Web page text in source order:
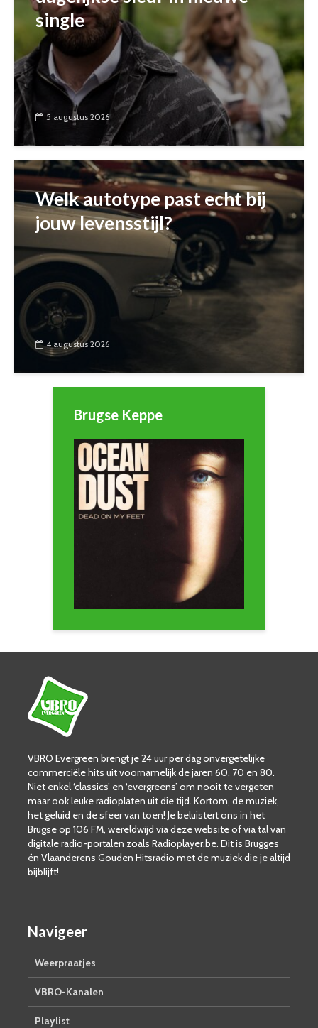
single
5 augustus 2026
Welk autotype past echt bij
jouw levensstijl?
4 augustus 2026
Brugse Keppe
VBRO Evergreen brengt je 24 uur per dag onvergetelijke
commerciële hits uit voornamelijk de jaren 60, 70 en 80.
Niet enkel ‘classics’ en ‘evergreens’ om nooit te vergeten
maar ook leuke radioplaten uit die tijd. Kortom, de muziek,
het geluid en de sfeer van toen! Je beluistert ons in het
Brugse op 106 FM, wereldwijd via deze website of via tal van
digitale radio-portalen zoals Radioplayer.be. Dit is Brugges
én Vlaanderens Gouden Hitsradio met de muziek die je altijd
bijblijft!
Navigeer
Weerpraatjes
VBRO-Kanalen
Playlist